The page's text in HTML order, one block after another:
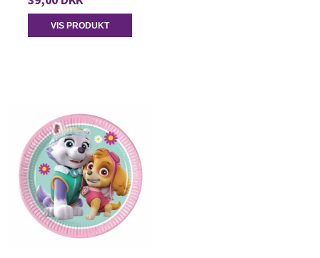
VIS PRODUKT